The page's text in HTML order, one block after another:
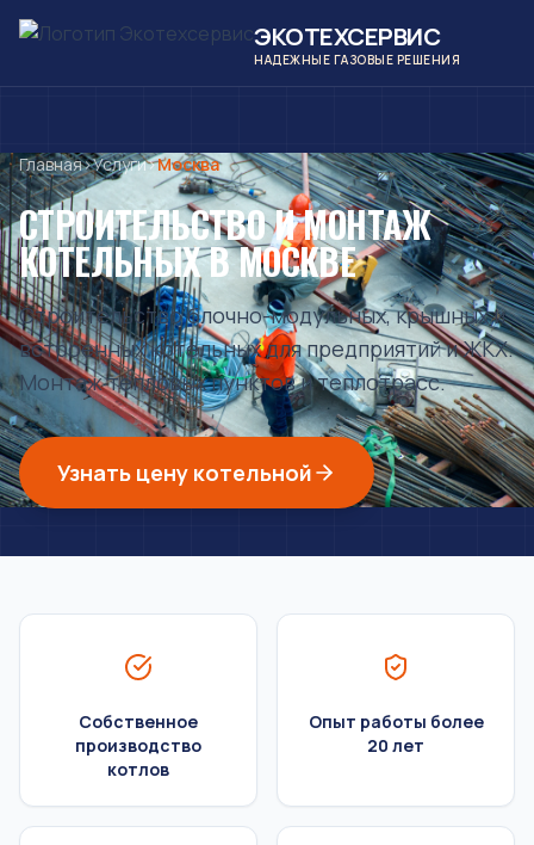
ЭКОТЕХСЕРВИС
НАДЕЖНЫЕ ГАЗОВЫЕ РЕШЕНИЯ
Главная›Услуги›Москва
СТРОИТЕЛЬСТВО И МОНТАЖ
КОТЕЛЬНЫХВ МОСКВЕ
Строительство блочно-модульных, крышных и
встроенных котельных для предприятий и ЖКХ.
Монтаж тепловых пунктов и теплотрасс.
Узнать цену котельной
Собственное
производство
котлов
Опыт работы более
20 лет